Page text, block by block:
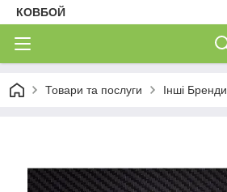
КОВБОЙ
Товари та послуги Інші Бренди